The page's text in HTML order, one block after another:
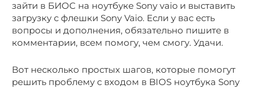
зайти в БИОС на ноутбуке Sony vaio и выставить
загрузку с флешки Sony Vaio. Если у вас есть
вопросы и дополнения, обязательно пишите в
комментарии, всем помогу, чем смогу. Удачи.
Вот несколько простых шагов, которые помогут
решить проблему с входом в BIOS ноутбука Sony